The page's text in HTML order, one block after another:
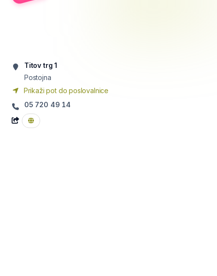
Titov trg 1
Postojna
Prikaži pot do poslovalnice
05 720 49 14